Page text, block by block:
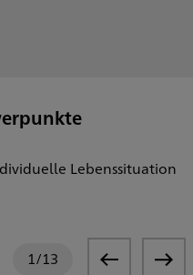
Lebenssituation
1/13